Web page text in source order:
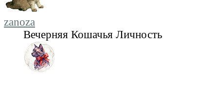
zanoza
Вечерняя Кошачья Личность